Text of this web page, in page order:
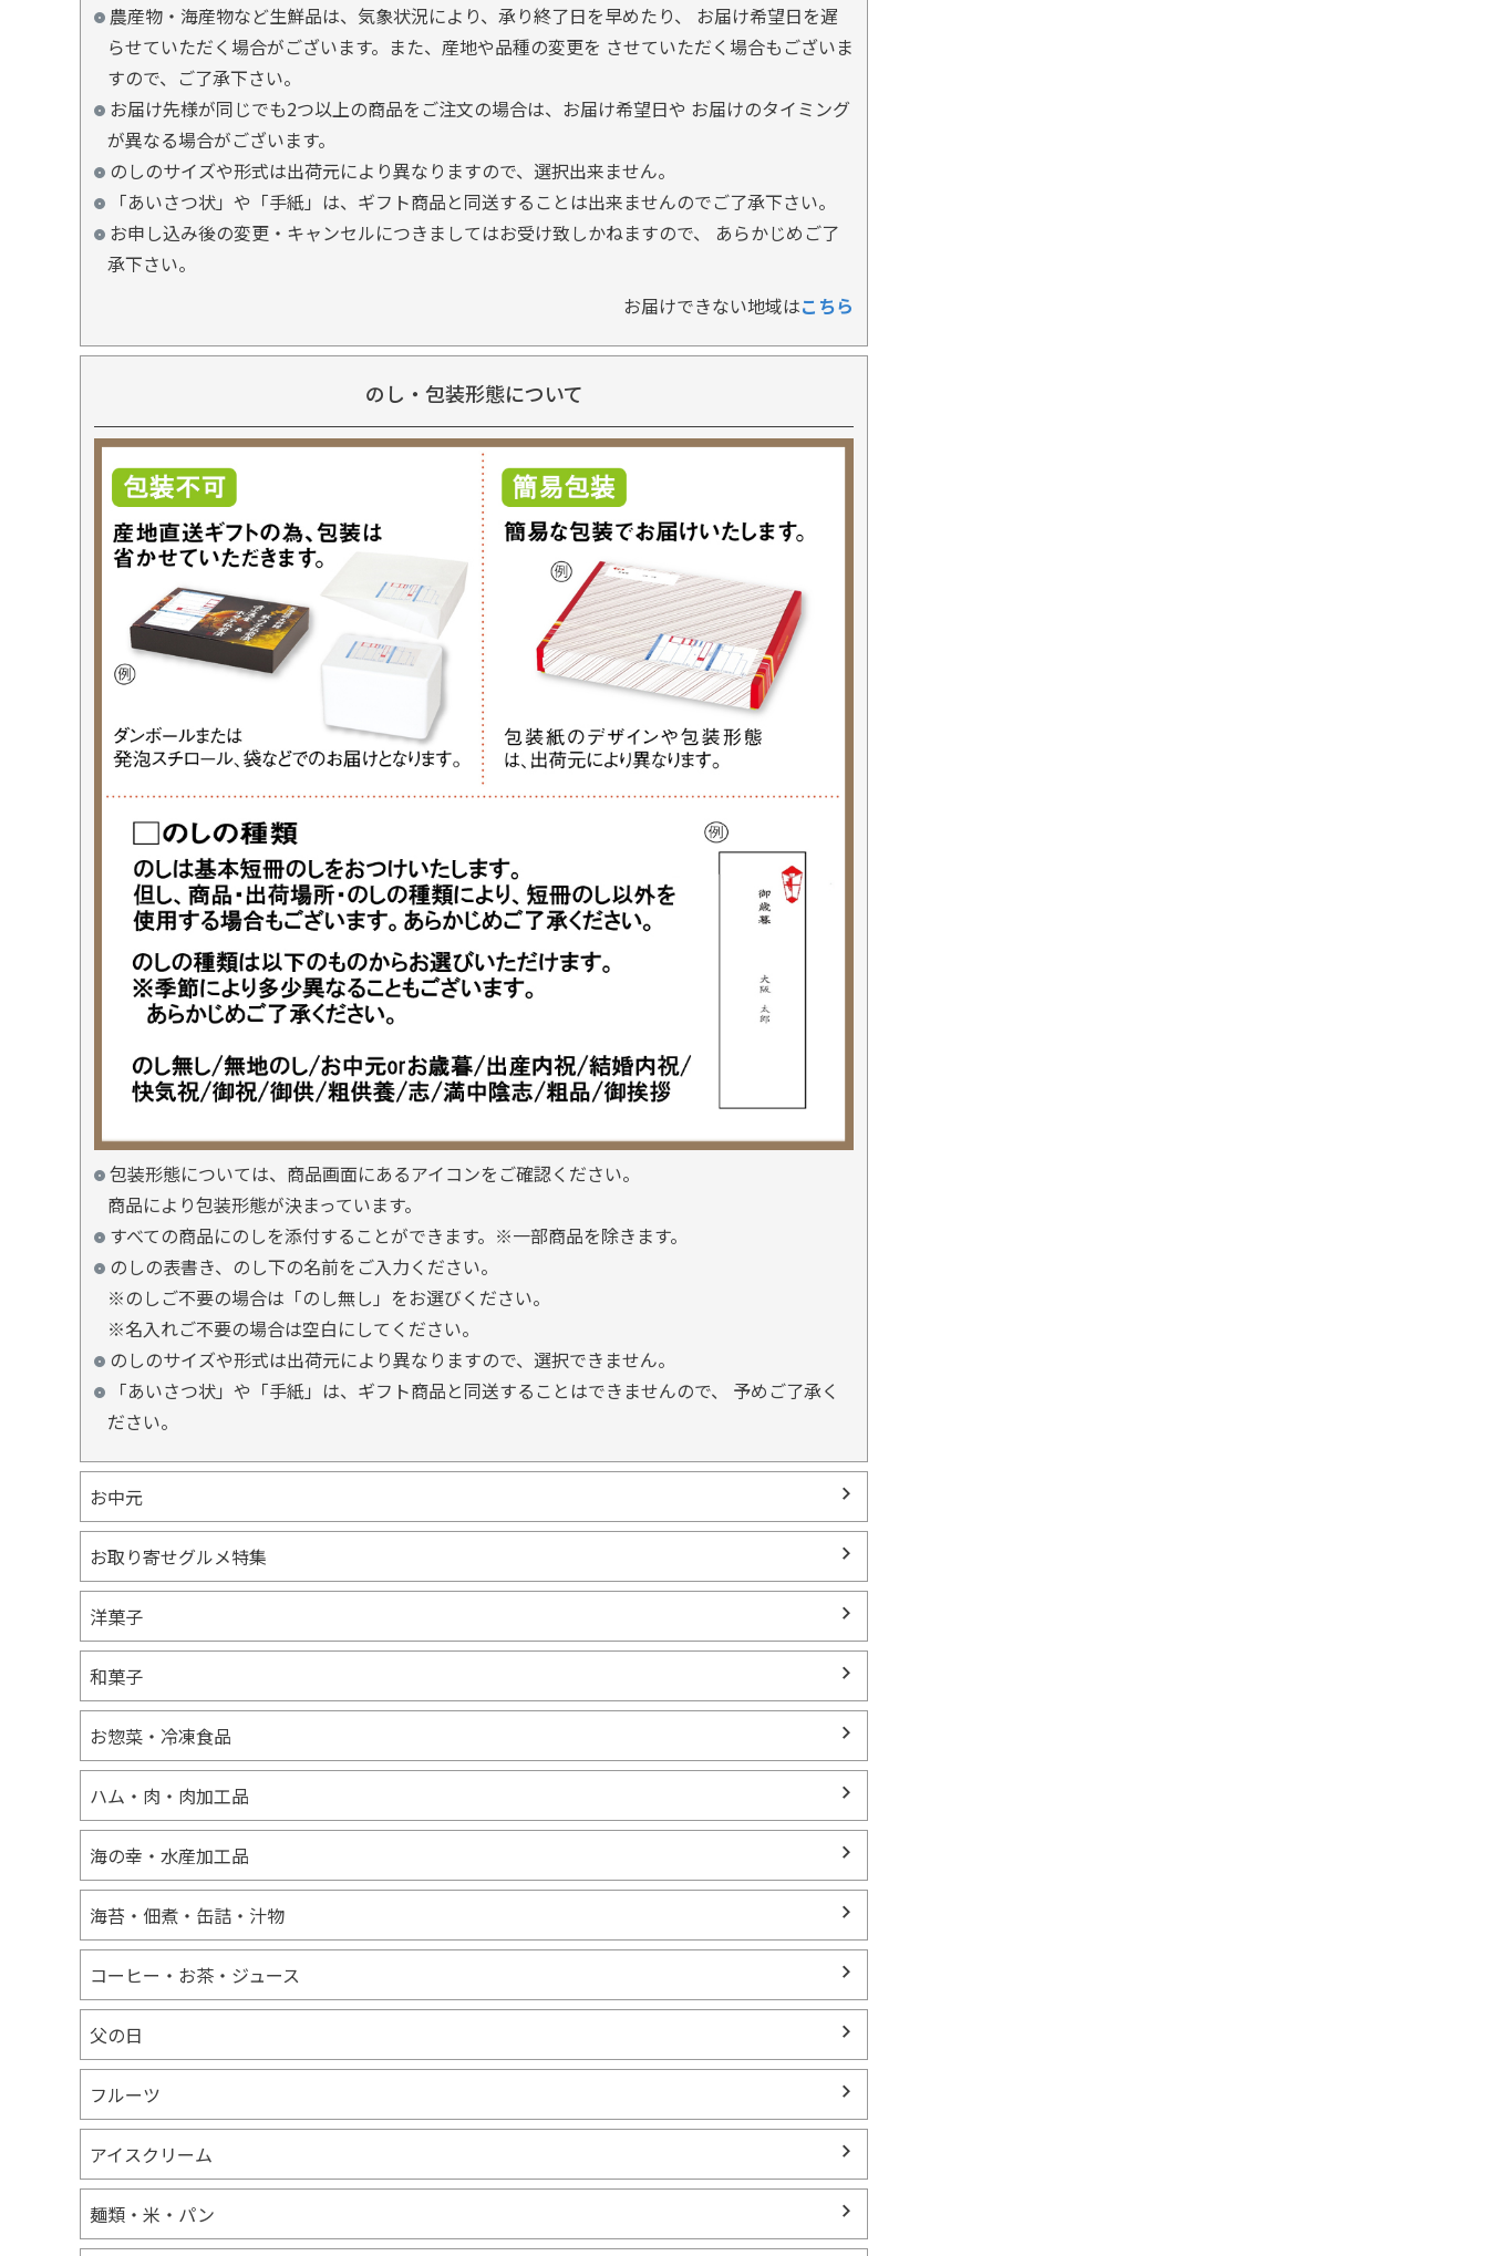
農産物・海産物など生鮮品は、気象状況により、承り終了日を早めたり、 お届け希望日を遅
らせていただく場合がございます。また、産地や品種の変更を させていただく場合もございま
すので、ご了承下さい。
お届け先様が同じでも2つ以上の商品をご注文の場合は、お届け希望日や お届けのタイミング
が異なる場合がございます。
のしのサイズや形式は出荷元により異なりますので、選択出来ません。
「あいさつ状」や「手紙」は、ギフト商品と同送することは出来ませんのでご了承下さい。
お申し込み後の変更・キャンセルにつきましてはお受け致しかねますので、 あらかじめご了
承下さい。
お届けできない地域はこちら
のし・包装形態について
包装形態については、商品画面にあるアイコンをご確認ください。
商品により包装形態が決まっています。
すべての商品にのしを添付することができます。※一部商品を除きます。
のしの表書き、のし下の名前をご入力ください。
※のしご不要の場合は「のし無し」をお選びください。
※名入れご不要の場合は空白にしてください。
のしのサイズや形式は出荷元により異なりますので、選択できません。
「あいさつ状」や「手紙」は、ギフト商品と同送することはできませんので、 予めご了承く
ださい。
お中元
お取り寄せグルメ特集
洋菓子
和菓子
お惣菜・冷凍食品
ハム・肉・肉加工品
海の幸・水産加工品
海苔・佃煮・缶詰・汁物
コーヒー・お茶・ジュース
父の日
フルーツ
アイスクリーム
麺類・米・パン